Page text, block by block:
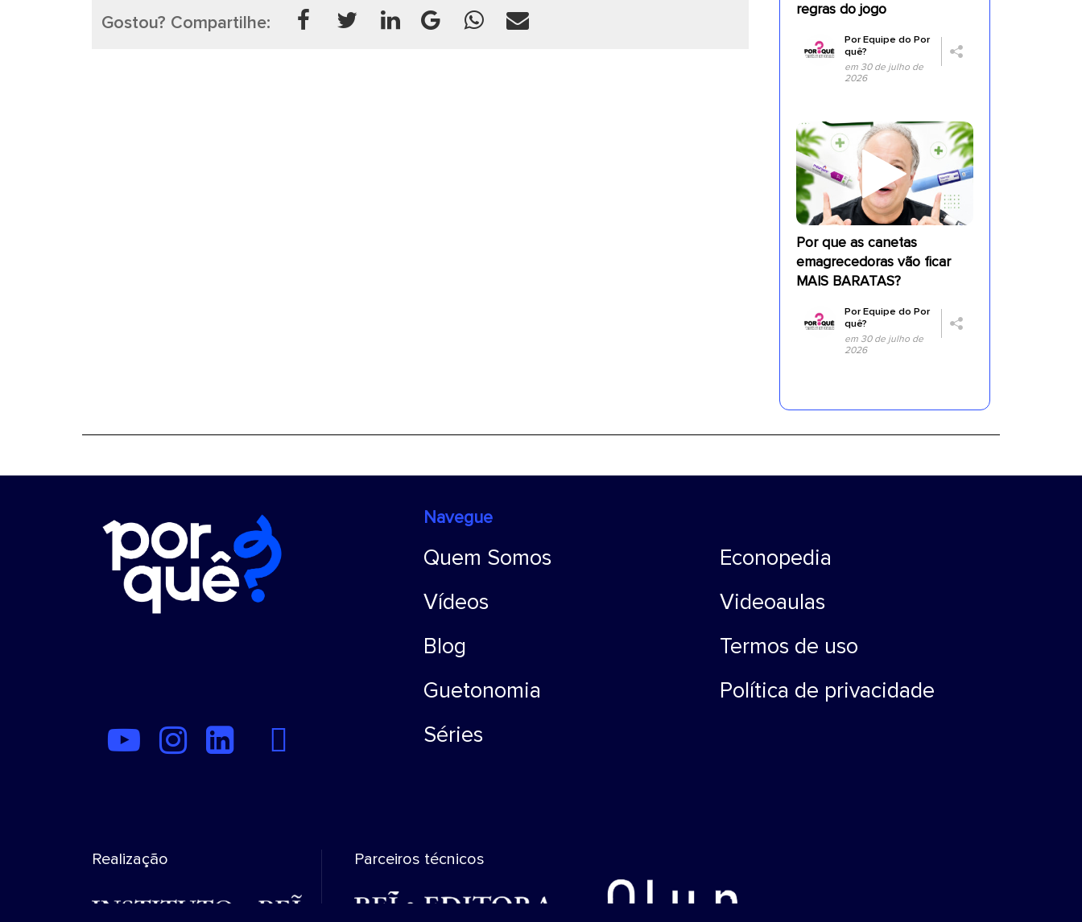
Gostou? Compartilhe:
regras do jogo
PorEquipe do Por
quê?
em 30 de julho de
2026
Por que as canetas
emagrecedoras vão ficar
MAIS BARATAS?
PorEquipe do Por
quê?
em 30 de julho de
2026
Navegue
Quem Somos
Vídeos
Blog
Guetonomia
Séries
Econopedia
Videoaulas
Termos de uso
Política de privacidade
Realização Parceiros técnicos